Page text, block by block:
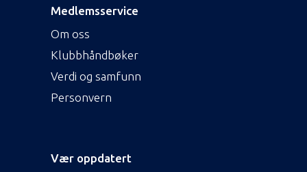
Medlemsservice
Om oss
Klubbhåndbøker
Verdi og samfunn
Personvern
Vær oppdatert